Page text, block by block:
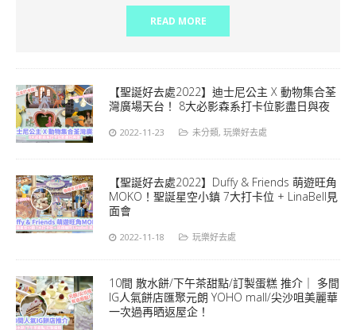
READ MORE
【聖誕好去處2022】迪士尼公主 X 動物集合荃
灣廣場天台！ 8大必影森系打卡位影盡日與夜
2022-11-23 未分類, 玩樂好去處
【聖誕好去處2022】Duffy & Friends 萌遊旺角
MOKO！聖誕星空小鎮 7大打卡位 + LinaBell見
面會
2022-11-18 玩樂好去處
10間 散水餅/下午茶甜點/訂製蛋糕 推介｜ 多間
IG人氣餅店匯聚元朗 YOHO mall/尖沙咀美麗華
一次過再晒返屋企！